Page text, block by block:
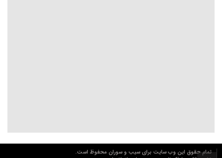
تمام حقوق این وب سایت برای سیب و سوران محفوظ است.